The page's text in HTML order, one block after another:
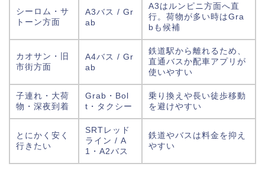
シーロム・サ
トーン方面
A3バス / Gr
ab
A3はルンピニ方面へ直
行。荷物が多い時はGra
bも候補
カオサン・旧
市街方面
A4バス / Gr
ab
鉄道駅から離れるため、
直通バスか配車アプリが
使いやすい
子連れ・大荷
物・深夜到着
Grab・Bol
t・タクシー
乗り換えや長い徒歩移動
を避けやすい
とにかく安く
行きたい
SRTレッド
ライン / A
1・A2バス
鉄道やバスは料金を抑え
やすい